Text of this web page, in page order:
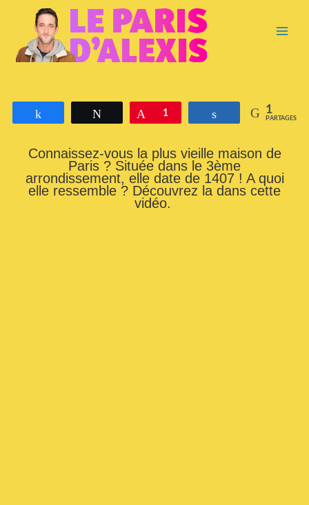
Menu
Tweetez Épingle
1 Partagez 1
PARTAGES
Connaissez-vous la plus vieille maison de
Paris ? Située dans le 3ème
arrondissement, elle date de 1407 ! A quoi
elle ressemble ? Découvrez la dans cette
vidéo.